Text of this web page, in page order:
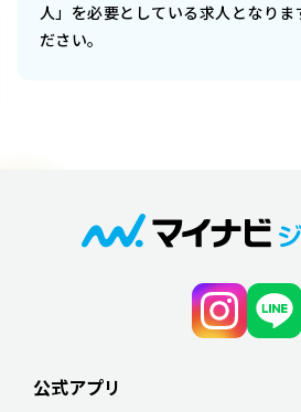
人」を必要としている求人となりま
ださい。
公式アプリ